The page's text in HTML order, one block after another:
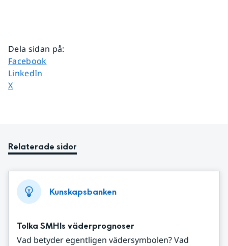
Dela sidan på:
Dela sidan på
Facebook
Dela sidan på
LinkedIn
Dela sidan på
X
Relaterade sidor
Kunskapsbanken
Tolka SMHIs väderprognoser
Vad betyder egentligen vädersymbolen? Vad